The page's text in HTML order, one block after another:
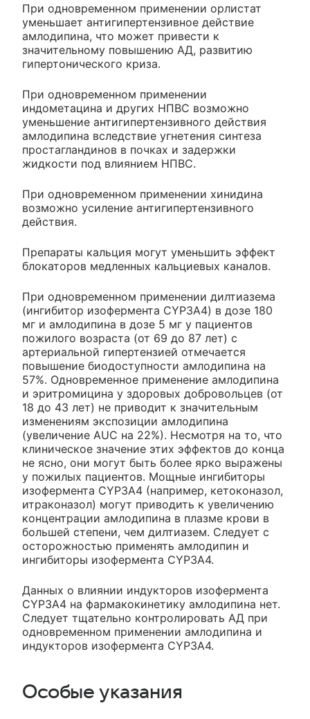
При одновременном применении орлистат
уменьшает антигипертензивное действие
амлодипина, что может привести к
значительному повышению АД, развитию
гипертонического криза.
При одновременном применении
индометацина и других НПВС возможно
уменьшение антигипертензивного действия
амлодипина вследствие угнетения синтеза
простагландинов в почках и задержки
жидкости под влиянием НПВС.
При одновременном применении хинидина
возможно усиление антигипертензивного
действия.
Препараты кальция могут уменьшить эффект
блокаторов медленных кальциевых каналов.
При одновременном применении дилтиазема
(ингибитор изофермента CYP3A4) в дозе 180
мг и амлодипина в дозе 5 мг у пациентов
пожилого возраста (от 69 до 87 лет) с
артериальной гипертензией отмечается
повышение биодоступности амлодипина на
57%. Одновременное применение амлодипина
и эритромицина у здоровых добровольцев (от
18 до 43 лет) не приводит к значительным
изменениям экспозиции амлодипина
(увеличение AUC на 22%). Несмотря на то, что
клиническое значение этих эффектов до конца
не ясно, они могут быть более ярко выражены
у пожилых пациентов. Мощные ингибиторы
изофермента CYP3A4 (например, кетоконазол,
итраконазол) могут приводить к увеличению
концентрации амлодипина в плазме крови в
большей степени, чем дилтиазем. Следует с
осторожностью применять амлодипин и
ингибиторы изофермента CYP3A4.
Данных о влиянии индукторов изофермента
CYP3A4 на фармакокинетику амлодипина нет.
Следует тщательно контролировать АД при
одновременном применении амлодипина и
индукторов изофермента CYP3A4.
Особые указания